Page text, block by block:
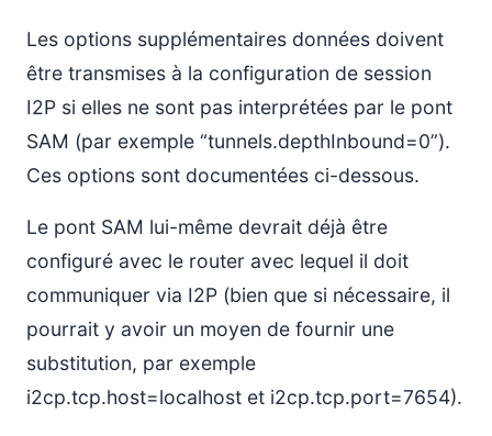
Les options supplémentaires données doivent
être transmises à la configuration de session
I2P si elles ne sont pas interprétées par le pont
SAM (par exemple “tunnels.depthInbound=0”).
Ces options sont documentées ci-dessous.
Le pont SAM lui-même devrait déjà être
configuré avec le router avec lequel il doit
communiquer via I2P (bien que si nécessaire, il
pourrait y avoir un moyen de fournir une
substitution, par exemple
i2cp.tcp.host=localhost et i2cp.tcp.port=7654).